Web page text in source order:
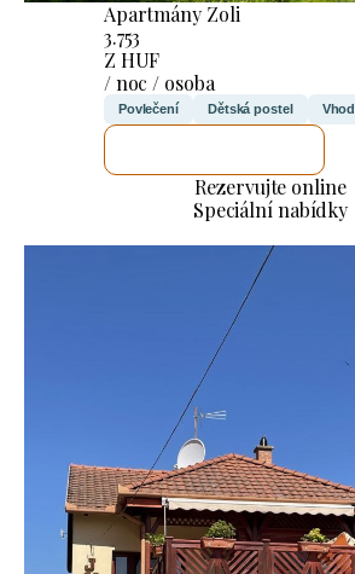
Apartmány Zoli
3.753
Z HUF
/ noc / osoba
Povlečení Dětská postel
Rezervujte online
Speciální nabídky